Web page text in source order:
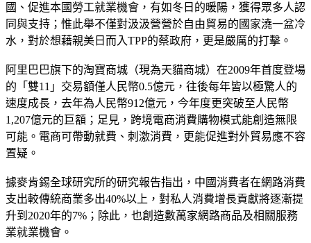
國、促進本國勞工就業機會，有如冬日的暖陽，獲得眾多人認
同與支持；惟此舉不僅對汲汲營營於自由貿易的國家澆一盆冷
水，對於想藉親美日而入TPP的蔡政府，更是嚴厲的打擊。
阿里巴巴旗下的淘寶商城（現為天貓商城）在2009年首度登場
的「雙11」交易額僅人民幣0.5億元，往後每年皆以極驚人的
速度成長，去年為人民幣912億元，今年度更突破至人民幣
1,207億元的巨額；足見，跨境電商消費購物模式能創造無限
可能。電商可帶動就費、刺激消費，更能促進對外貿易應不容
置疑。
據麥肯錫全球研究所的研究報告指出，中國消費者在網路消費
支出較傳統商業多出40%以上，對私人消費增長貢獻將逐漸提
升到2020年的7%；除此，也創造數萬家網路商品及相關服務
業就業機會。